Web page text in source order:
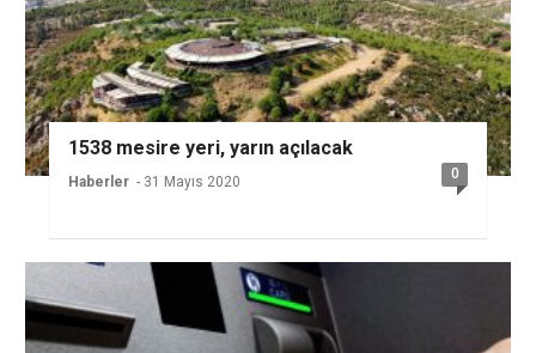
1538 mesire yeri, yarın açılacak
Haberler - 31 Mayıs 2020 0